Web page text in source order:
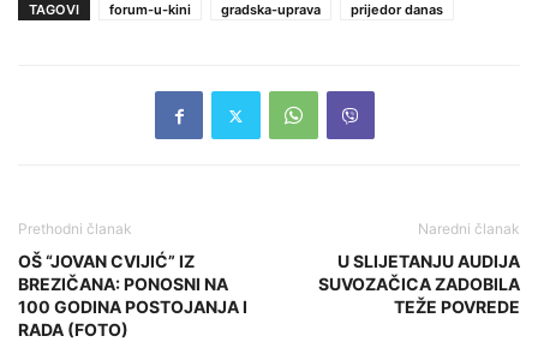
TAGOVI forum-u-kini gradska-uprava prijedor danas
Prethodni članak
OŠ “JOVAN CVIJIĆ” IZ
BREZIČANA: PONOSNI NA
100 GODINA POSTOJANJA I
RADA (FOTO)
Naredni članak
U SLIJETANJU AUDIJA
SUVOZAČICA ZADOBILA
TEŽE POVREDE